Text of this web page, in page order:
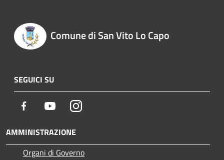
Comune di San Vito Lo Capo
SEGUICI SU
Facebook YoutubeInstagram
AMMINISTRAZIONE
Organi di Governo